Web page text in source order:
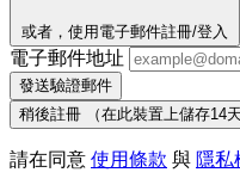
或者，使用電子郵件註冊/登入
電子郵件地址
發送驗證郵件
稍後註冊
（在此裝置上儲存14天
請在同意 使用條款 與 隱私